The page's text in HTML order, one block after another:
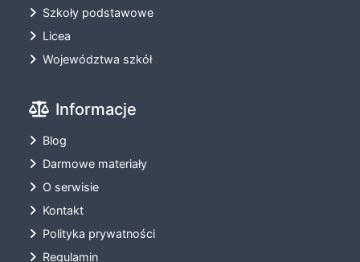
Szkoły podstawowe
Licea
Województwa szkół
Informacje
Blog
Darmowe materiały
O serwisie
Kontakt
Polityka prywatności
Regulamin